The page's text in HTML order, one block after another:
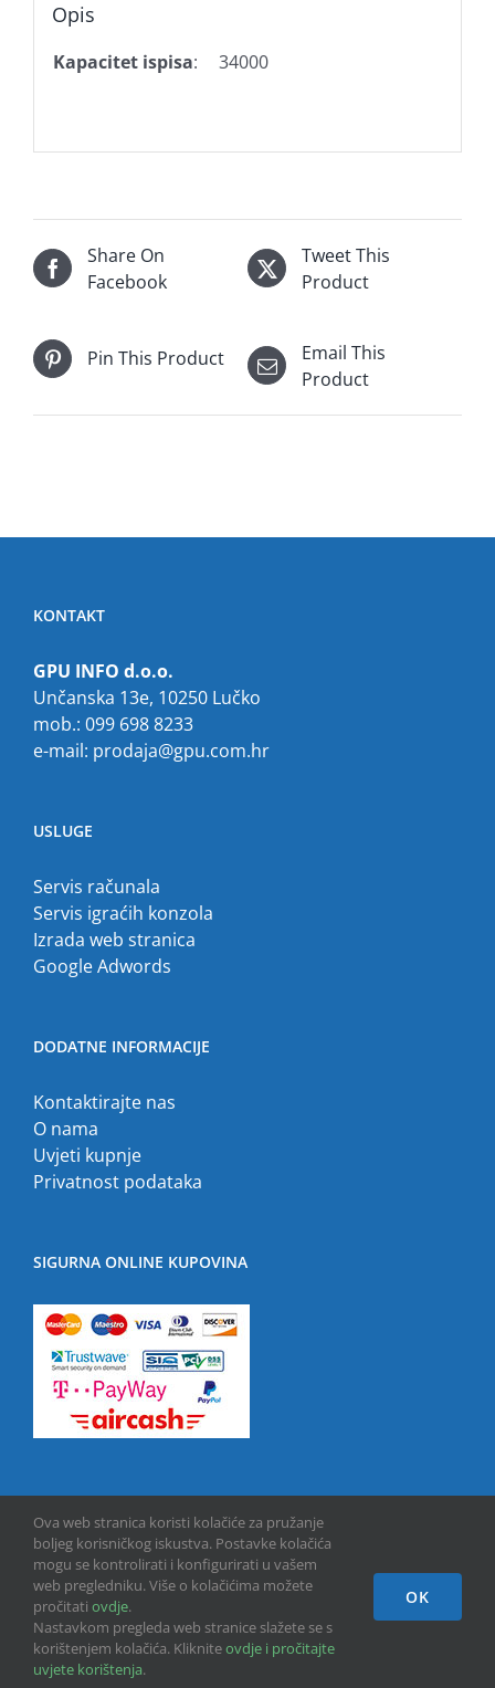
Opis
Kapacitet ispisa: 34000
Share On
Facebook
Tweet This
Product
Pin This Product
Email This
Product
KONTAKT
GPU INFO d.o.o.
Unčanska 13e, 10250 Lučko
mob.: 099 698 8233
e-mail: prodaja@gpu.com.hr
USLUGE
Servis računala
Servis igraćih konzola
Izrada web stranica
Google Adwords
DODATNE INFORMACIJE
Kontaktirajte nas
O nama
Uvjeti kupnje
Privatnost podataka
SIGURNA ONLINE KUPOVINA
Copyright © 2013 -2026 | GPU INFO d.o.o. | All Rights Reserved
Facebook
Ova web stranica koristi kolačiće za pružanje
boljeg korisničkog iskustva. Postavke kolačića
mogu se kontrolirati i konfigurirati u vašem
web pregledniku. Više o kolačićima možete
pročitati ovdje.
Nastavkom pregleda web stranice slažete se s
korištenjem kolačića. Klikniteovdje i pročitajte
uvjete korištenja.
OK